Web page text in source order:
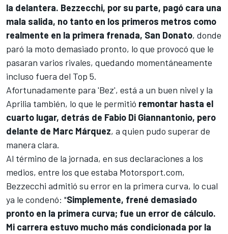
la delantera. Bezzecchi, por su parte, pagó cara una
mala salida, no tanto en los primeros metros como
realmente en la primera frenada, San Donato, donde
paró la moto demasiado pronto, lo que provocó que le
pasaran varios rivales, quedando momentáneamente
incluso fuera del Top 5.
Afortunadamente para 'Bez', está a un buen nivel y la
Aprilia también, lo que le permitió remontar hasta el
cuarto lugar, detrás de Fabio Di Giannantonio, pero
delante de Marc Márquez, a quien pudo superar de
manera clara.
Al término de la jornada, en sus declaraciones a los
medios, entre los que estaba Motorsport.com,
Bezzecchi admitió su error en la primera curva, lo cual
ya le condenó: "Simplemente, frené demasiado
pronto en la primera curva; fue un error de cálculo.
Mi carrera estuvo mucho más condicionada por la